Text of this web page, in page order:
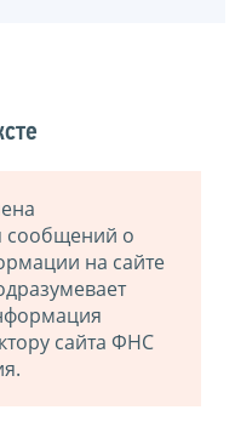
сообщений о
на сайте
сайта ФНС